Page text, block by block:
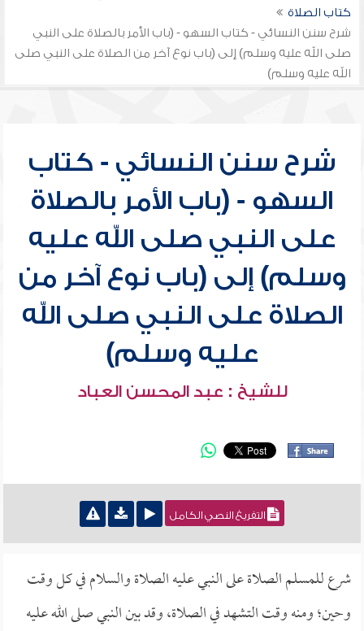
كتاب الصلاة
شرح سنن النسائي - كتاب السهو - (باب الأمر بالصلاة على النبي
صلى الله عليه وسلم) إلى (باب نوع آخر من الصلاة على النبي صلى
الله عليه وسلم)
شرح سنن النسائي - كتاب
السهو - (باب الأمر بالصلاة
على النبي صلى الله عليه
وسلم) إلى (باب نوع آخر من
الصلاة على النبي صلى الله
عليه وسلم)
للشيخ : عبد المحسن العباد
التفريغ النصي الكامل
شرع للمسلم الصلاة على النبي عليه الصلاة والسلام في كل وقت
وحين؛ ومنه وقت التشهد في الصلاة، وقد بين النبي صلى الله عليه